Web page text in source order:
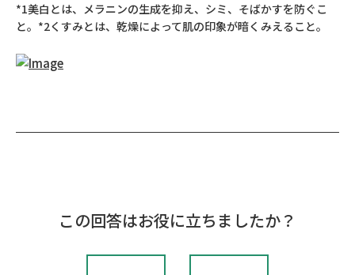
*1美白とは、メラニンの生成を抑え、シミ、そばかすを防ぐこ
と。*2くすみとは、乾燥によって肌の印象が暗くみえること。
この回答はお役に立ちましたか？